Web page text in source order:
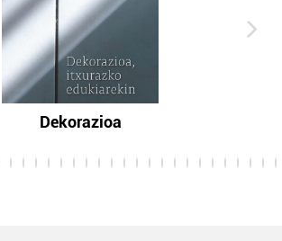
Dekorazioa